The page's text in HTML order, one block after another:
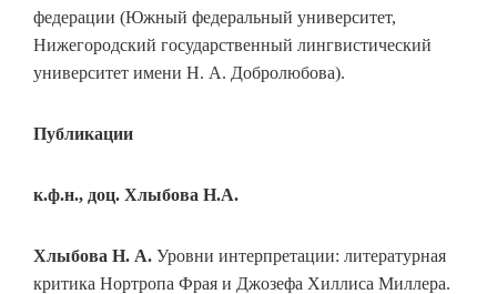
федерации (Южный федеральный университет,
Нижегородский государственный лингвистический
университет имени Н. А. Добролюбова).
Публикации
к.ф.н., доц. Хлыбова Н.А.
Хлыбова Н. А. Уровни интерпретации: литературная
критика Нортропа Фрая и Джозефа Хиллиса Миллера.